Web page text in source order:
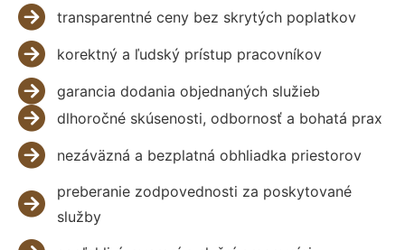
transparentné ceny bez skrytých poplatkov
korektný a ľudský prístup pracovníkov
garancia dodania objednaných služieb
dlhoročné skúsenosti, odbornosť a bohatá prax
nezáväzná a bezplatná obhliadka priestorov
preberanie zodpovednosti za poskytované
služby